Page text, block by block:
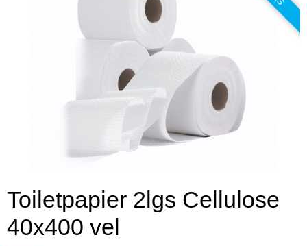
Toiletpapier 2lgs Cellulose
40x400 vel